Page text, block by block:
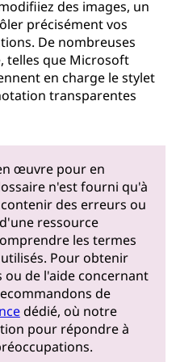
des images, un
précisément vos
De nombreuses
telles que Microsoft
en charge le stylet
transparentes
œuvre pour en
n'est fourni qu'à
des erreurs ou
ressource
les termes
Pour obtenir
de l'aide concernant
de
dédié, où notre
pour répondre à